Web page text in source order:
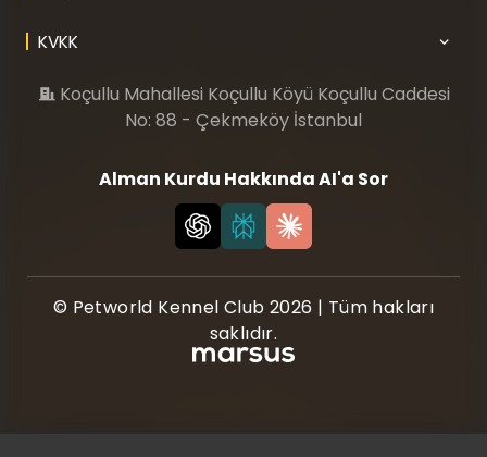
KVKK
Koçullu Mahallesi Koçullu Köyü Koçullu Caddesi
No: 88 - Çekmeköy İstanbul
Alman Kurdu Hakkında AI'a Sor
© Petworld Kennel Club 2026 | Tüm hakları
saklıdır.